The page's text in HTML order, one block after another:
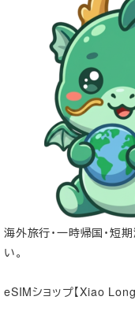
海外旅行・一時帰国・短
い。
eSIMショップ【Xiao